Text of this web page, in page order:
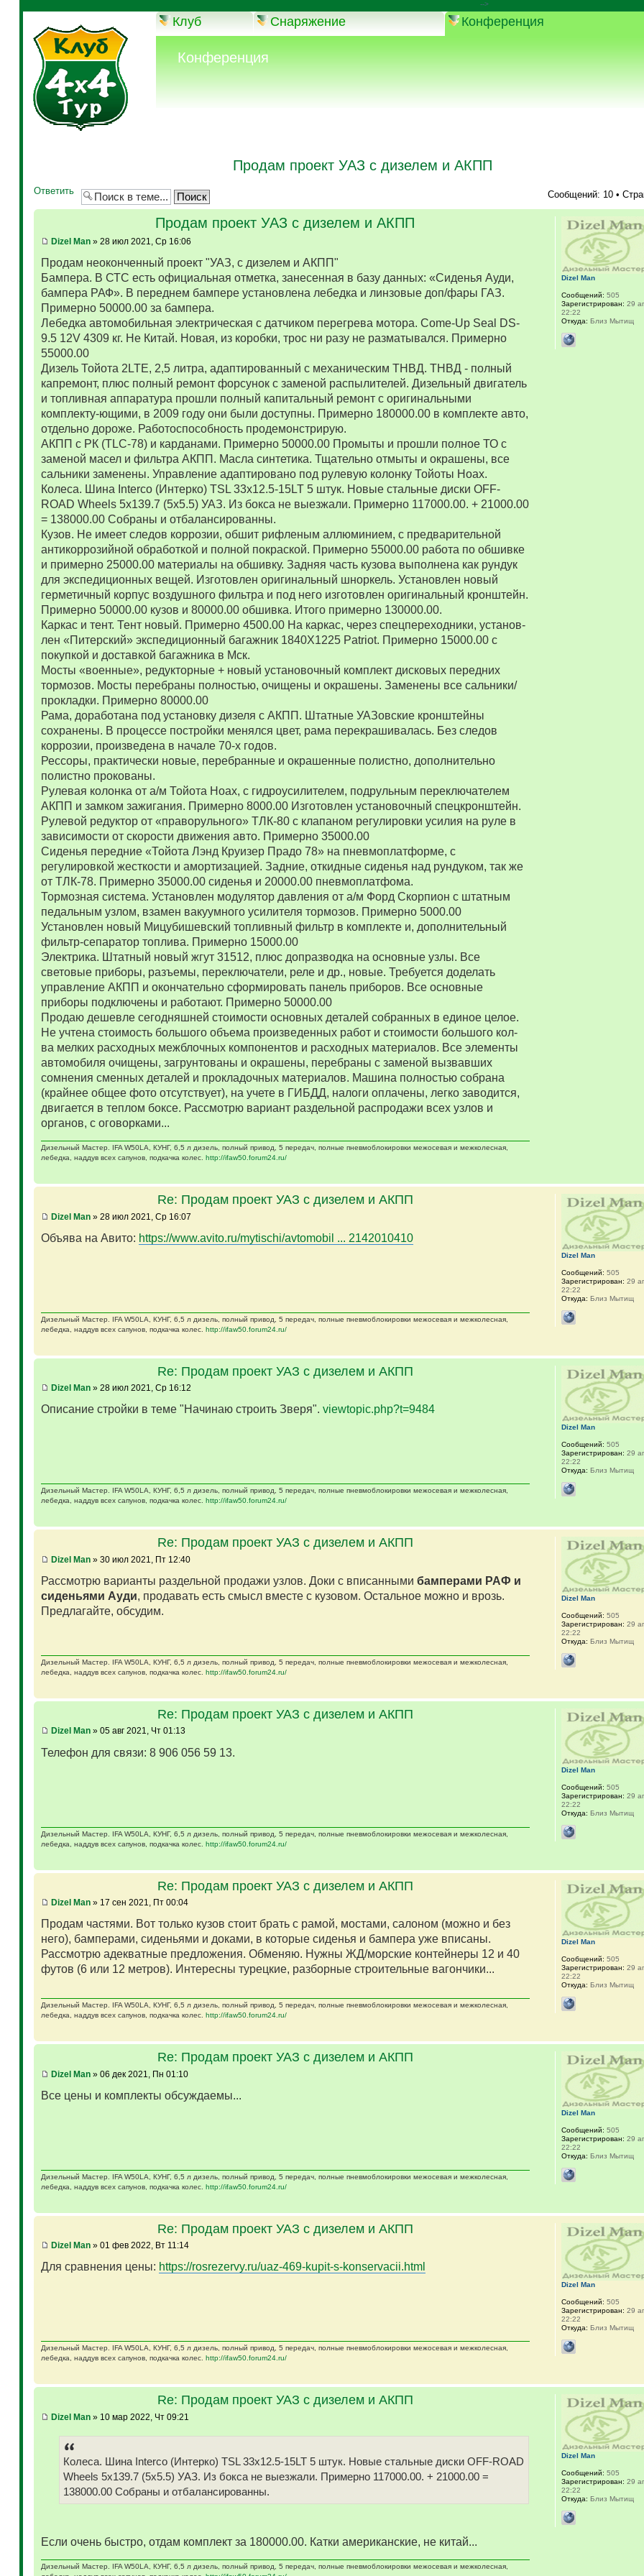
-->
Клуб Снаряжение Конференция
Конференция
Продам проект УАЗ с дизелем и АКПП
Ответить Сообщений: 10 •
Продам проект УАЗ с дизелем и АКПП
Dizel Man» 28 июл 2021, Ср 16:06
Продам неоконченный проект "УАЗ, с дизелем и АКПП"
Бампера. В СТС есть официальная отметка, занесенная в базу данных: «Сиденья Ауди,
бампера РАФ». В переднем бампере установлена лебедка и линзовые доп/фары ГАЗ.
Примерно 50000.00 за бампера.
Лебедка автомобильная электрическая с датчиком перегрева мотора. Come-Up Seal DS-
9.5 12V 4309 кг. Не Китай. Новая, из коробки, трос ни разу не разматывался. Примерно
55000.00
Дизель Тойота 2LTE, 2,5 литра, адаптированный с механическим ТНВД. ТНВД - полный
капремонт, плюс полный ремонт форсунок с заменой распылителей. Дизельный двигатель
и топливная аппаратура прошли полный капитальный ремонт с оригинальными
комплекту-ющими, в 2009 году они были доступны. Примерно 180000.00 в комплекте авто,
отдельно дороже. Работоспособность продемонстрирую.
АКПП с РК (TLC-78) и карданами. Примерно 50000.00 Промыты и прошли полное ТО с
заменой масел и фильтра АКПП. Масла синтетика. Тщательно отмыты и окрашены, все
сальники заменены. Управление адаптировано под рулевую колонку Тойоты Ноах.
Колеса. Шина Interco (Интерко) TSL 33x12.5-15LT 5 штук. Новые стальные диски OFF-
ROAD Wheels 5x139.7 (5x5.5) УАЗ. Из бокса не выезжали. Примерно 117000.00. + 21000.00
= 138000.00 Собраны и отбалансированны.
Кузов. Не имеет следов коррозии, обшит рифленым аллюминием, с предварительной
антикоррозийной обработкой и полной покраской. Примерно 55000.00 работа по обшивке
и примерно 25000.00 материалы на обшивку. Задняя часть кузова выполнена как рундук
для экспедиционных вещей. Изготовлен оригинальный шноркель. Установлен новый
герметичный корпус воздушного фильтра и под него изготовлен оригинальный кронштейн.
Примерно 50000.00 кузов и 80000.00 обшивка. Итого примерно 130000.00.
Каркас и тент. Тент новый. Примерно 4500.00 На каркас, через спецпереходники, установ-
лен «Питерский» экспедиционный багажник 1840Х1225 Patriot. Примерно 15000.00 с
покупкой и доставкой багажника в Мск.
Мосты «военные», редукторные + новый установочный комплект дисковых передних
тормозов. Мосты перебраны полностью, очищены и окрашены. Заменены все сальники/
прокладки. Примерно 80000.00
Рама, доработана под установку дизеля с АКПП. Штатные УАЗовские кронштейны
сохранены. В процессе постройки менялся цвет, рама перекрашивалась. Без следов
коррозии, произведена в начале 70-х годов.
Рессоры, практически новые, перебранные и окрашенные полистно, дополнительно
полистно прокованы.
Рулевая колонка от а/м Тойота Ноах, с гидроусилителем, подрульным переключателем
АКПП и замком зажигания. Примерно 8000.00 Изготовлен установочный спецкронштейн.
Рулевой редуктор от «праворульного» ТЛК-80 с клапаном регулировки усилия на руле в
зависимости от скорости движения авто. Примерно 35000.00
Сиденья передние «Тойота Лэнд Круизер Прадо 78» на пневмоплатформе, с
регулировкой жесткости и амортизацией. Задние, откидные сиденья над рундуком, так же
от ТЛК-78. Примерно 35000.00 сиденья и 20000.00 пневмоплатфома.
Тормозная система. Установлен модулятор давления от а/м Форд Скорпион с штатным
педальным узлом, взамен вакуумного усилителя тормозов. Примерно 5000.00
Установлен новый Мицубишевский топливный фильтр в комплекте и, дополнительный
фильтр-сепаратор топлива. Примерно 15000.00
Электрика. Штатный новый жгут 31512, плюс допразводка на основные узлы. Все
световые приборы, разъемы, переключатели, реле и др., новые. Требуется доделать
управление АКПП и окончательно сформировать панель приборов. Все основные
приборы подключены и работают. Примерно 50000.00
Продаю дешевле сегодняшней стоимости основных деталей собранных в единое целое.
Не учтена стоимость большого объема произведенных работ и стоимости большого кол-
ва мелких расходных межблочных компонентов и расходных материалов. Все элементы
автомобиля очищены, загрунтованы и окрашены, перебраны с заменой вызвавших
сомнения сменных деталей и прокладочных материалов. Машина полностью собрана
(крайнее общее фото отсутствует), на учете в ГИБДД, налоги оплачены, легко заводится,
двигается в теплом боксе. Рассмотрю вариант раздельной распродажи всех узлов и
органов, с оговорками...
Дизельный Мастер. IFA W50LA, КУНГ, 6,5 л дизель, полный привод, 5 передач, полные пневмоблокировки межосевая и межколесная,
лебедка, наддув всех сапунов, подкачка колес. http://ifaw50.forum24.ru/
Dizel Man
Сообщений: 505
Зарегистрирован: 29
22:22
Откуда: Близ Мытищ
Re: Продам проект УАЗ с дизелем и АКПП
Dizel Man» 28 июл 2021, Ср 16:07
Объява на Авито: https://www.avito.ru/mytischi/avtomobil ... 2142010410
Дизельный Мастер. IFA W50LA, КУНГ, 6,5 л дизель, полный привод, 5 передач, полные пневмоблокировки межосевая и межколесная,
лебедка, наддув всех сапунов, подкачка колес. http://ifaw50.forum24.ru/
Dizel Man
Сообщений: 505
Зарегистрирован: 29
22:22
Откуда: Близ Мытищ
Re: Продам проект УАЗ с дизелем и АКПП
Dizel Man» 28 июл 2021, Ср 16:12
Описание стройки в теме "Начинаю строить Зверя". viewtopic.php?t=9484
Дизельный Мастер. IFA W50LA, КУНГ, 6,5 л дизель, полный привод, 5 передач, полные пневмоблокировки межосевая и межколесная,
лебедка, наддув всех сапунов, подкачка колес. http://ifaw50.forum24.ru/
Dizel Man
Сообщений: 505
Зарегистрирован: 29
22:22
Откуда: Близ Мытищ
Re: Продам проект УАЗ с дизелем и АКПП
Dizel Man» 30 июл 2021, Пт 12:40
Рассмотрю варианты раздельной продажи узлов. Доки с вписанными бамперами РАФ и
сиденьями Ауди, продавать есть смысл вместе с кузовом. Остальное можно и врозь.
Предлагайте, обсудим.
Дизельный Мастер. IFA W50LA, КУНГ, 6,5 л дизель, полный привод, 5 передач, полные пневмоблокировки межосевая и межколесная,
лебедка, наддув всех сапунов, подкачка колес. http://ifaw50.forum24.ru/
Dizel Man
Сообщений: 505
Зарегистрирован: 29
22:22
Откуда: Близ Мытищ
Re: Продам проект УАЗ с дизелем и АКПП
Dizel Man» 05 авг 2021, Чт 01:13
Телефон для связи: 8 906 056 59 13.
Дизельный Мастер. IFA W50LA, КУНГ, 6,5 л дизель, полный привод, 5 передач, полные пневмоблокировки межосевая и межколесная,
лебедка, наддув всех сапунов, подкачка колес. http://ifaw50.forum24.ru/
Dizel Man
Сообщений: 505
Зарегистрирован: 29
22:22
Откуда: Близ Мытищ
Re: Продам проект УАЗ с дизелем и АКПП
Dizel Man» 17 сен 2021, Пт 00:04
Продам частями. Вот только кузов стоит брать с рамой, мостами, салоном (можно и без
него), бамперами, сиденьями и доками, в которые сиденья и бампера уже вписаны.
Рассмотрю адекватные предложения. Обменяю. Нужны ЖД/морские контейнеры 12 и 40
футов (6 или 12 метров). Интересны турецкие, разборные строительные вагончики...
Дизельный Мастер. IFA W50LA, КУНГ, 6,5 л дизель, полный привод, 5 передач, полные пневмоблокировки межосевая и межколесная,
лебедка, наддув всех сапунов, подкачка колес. http://ifaw50.forum24.ru/
Dizel Man
Сообщений: 505
Зарегистрирован: 29
22:22
Откуда: Близ Мытищ
Re: Продам проект УАЗ с дизелем и АКПП
Dizel Man» 06 дек 2021, Пн 01:10
Все цены и комплекты обсуждаемы...
Дизельный Мастер. IFA W50LA, КУНГ, 6,5 л дизель, полный привод, 5 передач, полные пневмоблокировки межосевая и межколесная,
лебедка, наддув всех сапунов, подкачка колес. http://ifaw50.forum24.ru/
Dizel Man
Сообщений: 505
Зарегистрирован: 29
22:22
Откуда: Близ Мытищ
Re: Продам проект УАЗ с дизелем и АКПП
Dizel Man» 01 фев 2022, Вт 11:14
Для сравнения цены: https://rosrezervy.ru/uaz-469-kupit-s-konservacii.html
Дизельный Мастер. IFA W50LA, КУНГ, 6,5 л дизель, полный привод, 5 передач, полные пневмоблокировки межосевая и межколесная,
лебедка, наддув всех сапунов, подкачка колес. http://ifaw50.forum24.ru/
Dizel Man
Сообщений: 505
Зарегистрирован: 29
22:22
Откуда: Близ Мытищ
Re: Продам проект УАЗ с дизелем и АКПП
Dizel Man» 10 мар 2022, Чт 09:21
Колеса. Шина Interco (Интерко) TSL 33x12.5-15LT 5 штук. Новые стальные диски OFF-ROAD
Wheels 5x139.7 (5x5.5) УАЗ. Из бокса не выезжали. Примерно 117000.00. + 21000.00 =
138000.00 Собраны и отбалансированны.
Если очень быстро, отдам комплект за 180000.00. Катки американские, не китай...
Дизельный Мастер. IFA W50LA, КУНГ, 6,5 л дизель, полный привод, 5 передач, полные пневмоблокировки межосевая и межколесная,
Dizel Man
Сообщений: 505
Зарегистрирован: 29
22:22
Откуда: Близ Мытищ